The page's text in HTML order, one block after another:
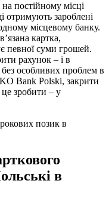
постійному місці
отримують зароблені
місцевому банку.
картка,
певної суми грошей.
рахунок – і в
особливих проблем в
Bank Polski, закрити
зробити – у
позик в
в